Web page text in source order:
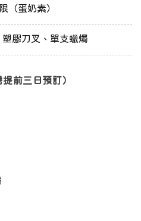
（蛋奶素）
膠刀叉、單支蠟燭
前三日預訂）